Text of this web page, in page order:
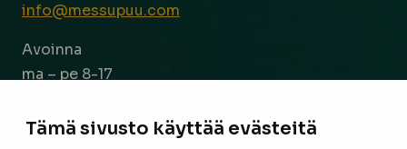
Tämä sivusto käyttää evästeitä
info@messupuu.com
Avoinna
ma – pe 8-17